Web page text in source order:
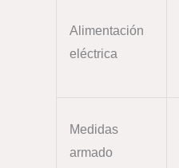
Alimentación
eléctrica
Medidas
armado